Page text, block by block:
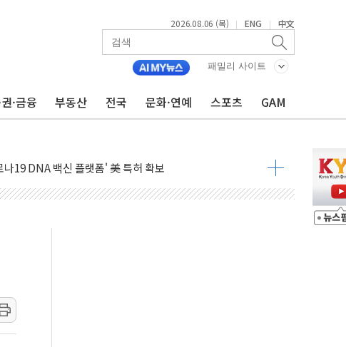
2026.08.06 (목) | ENG | 中文
패밀리 사이트
·금융 부동산 전국 문화·연예 스포츠 GAM
커패시터' 사업 확대
자사주 추가 매입
·영업익 1037억원…상반기 역대 최대
항공우주·방산으로 넓힌다
공공기관 이전' 대응 '맞손'
상승폭 커졌지만 고가주택 밀집된 강남·서초 둔화
격 대대적 인상 계획...업계 파장 예고
대…'현대 테라타워 구리갈매' 공급
지만…'매출 절반' 실리콘 반등에 하반기 기대
정치 프레임에 졸속 추진…'잼데믹' 안보까지 몰고 와"